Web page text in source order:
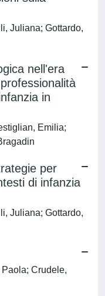
Juliana; Gottardo,
nell'era
in
Emilia;
per
di infanzia
Juliana; Gottardo,
Crudele,